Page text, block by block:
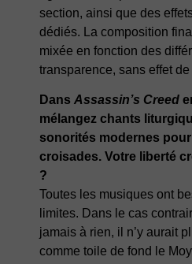
section, ainsi que des
dédiés. La composition
mixée en fonction des
transparence, sans effet
Dans Assassin’s Creed
mélangez chants
sonorités modernes
croisades. Votre liberté
?
Toutes les musiques ont
limites. Dans le cas
jamais à rien, il n’y aurait
comme toile de fond le